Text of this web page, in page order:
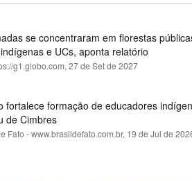
se concentraram em florestas
e UCs, aponta relatório
g1.globo.com, 27 de Set de 2027
fortalece formação de educadores
de Cimbres
Fato - www.brasildefato.com.br, 19 de Jul de